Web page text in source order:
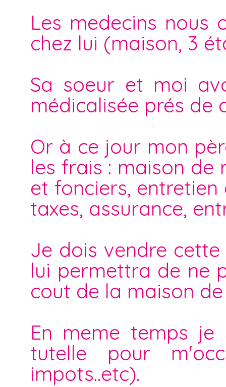
Les medecins nous
chez lui (maison, 3
Sa soeur et moi
médicalisée prés de
Or à ce jour mon
les frais : maison de
et fonciers,
taxes, assurance,
Je dois vendre
lui permettra de ne
cout de la maison
En meme temps
tutelle pour
impots..etc).